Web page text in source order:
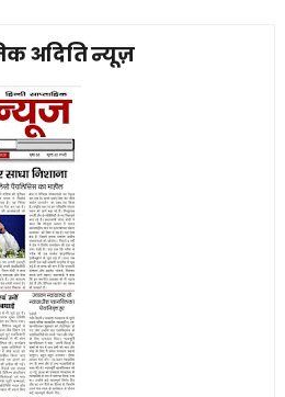
अदिति न्यूज़